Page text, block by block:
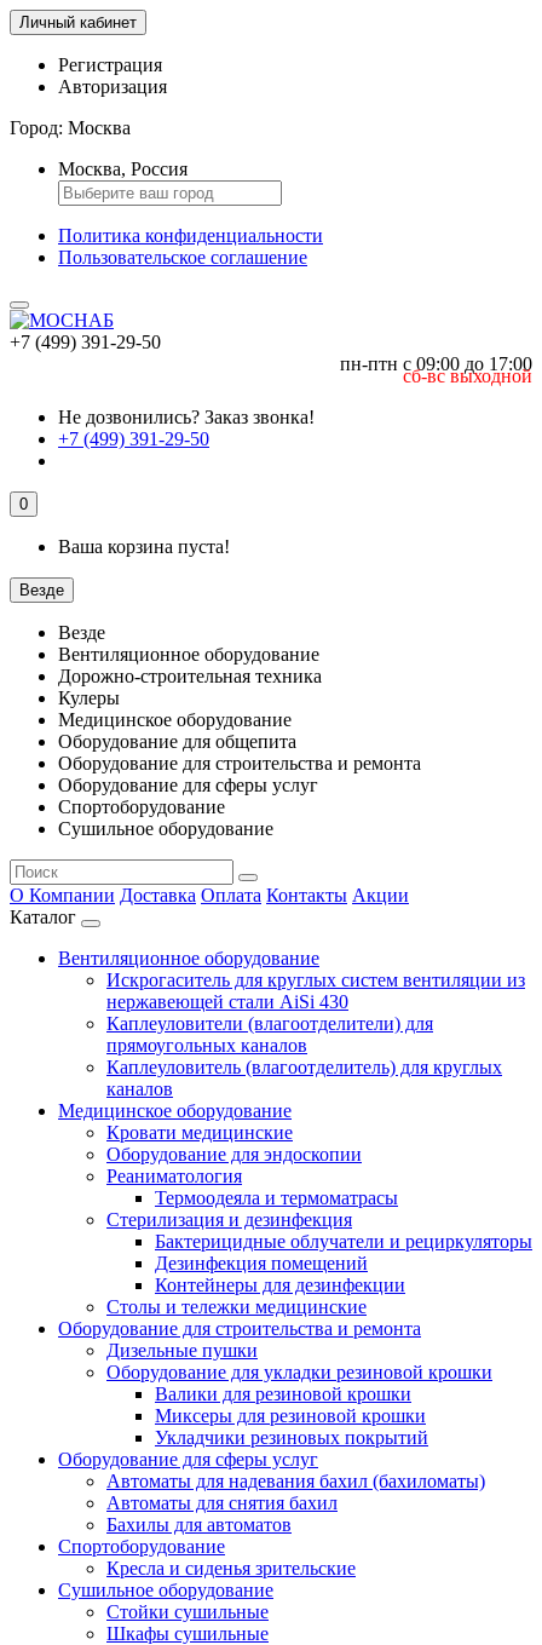
Личный кабинет
Регистрация
Авторизация
Город: Москва
Москва, Россия
Политика конфиденциальности
Пользовательское соглашение
+7 (499) 391-29-50
пн-птн с 09:00 до 17:00
сб-вс выходной
Не дозвонились? Заказ звонка!
+7 (499) 391-29-50
0
Ваша корзина пуста!
Везде
Везде
Вентиляционное оборудование
Дорожно-строительная техника
Кулеры
Медицинское оборудование
Оборудование для общепита
Оборудование для строительства и ремонта
Оборудование для сферы услуг
Спортоборудование
Сушильное оборудование
О Компании Доставка Оплата Контакты Акции
Каталог
Вентиляционное оборудование
Искрогаситель для круглых систем вентиляции из
нержавеющей стали AiSi 430
Каплеуловители (влагоотделители) для
прямоугольных каналов
Каплеуловитель (влагоотделитель) для круглых
каналов
Медицинское оборудование
Кровати медицинские
Оборудование для эндоскопии
Реаниматология
Термоодеяла и термоматрасы
Стерилизация и дезинфекция
Бактерицидные облучатели и рециркуляторы
Дезинфекция помещений
Контейнеры для дезинфекции
Столы и тележки медицинские
Оборудование для строительства и ремонта
Дизельные пушки
Оборудование для укладки резиновой крошки
Валики для резиновой крошки
Миксеры для резиновой крошки
Укладчики резиновых покрытий
Оборудование для сферы услуг
Автоматы для надевания бахил (бахиломаты)
Автоматы для снятия бахил
Бахилы для автоматов
Спортоборудование
Кресла и сиденья зрительские
Сушильное оборудование
Стойки сушильные
Шкафы сушильные